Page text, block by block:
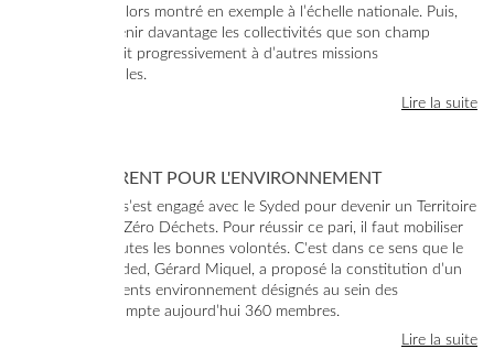
précurseur est alors montré en exemple à l’échelle nationale. Puis,
c’est pour soutenir davantage les collectivités que son champ
d’actions s’élargit progressivement à d’autres missions
environnementales.
Lire la suite
VOTRE RÉFÉRENT POUR L'ENVIRONNEMENT
En 2014, le Lot s’est engagé avec le Syded pour devenir un Territoire
Zéro Gaspillage Zéro Déchets. Pour réussir ce pari, il faut mobiliser
sur le terrain toutes les bonnes volontés. C'est dans ce sens que le
Président du Syded, Gérard Miquel, a proposé la constitution d’un
réseau de Référents environnement désignés au sein des
communes. Il compte aujourd’hui 360 membres.
Lire la suite